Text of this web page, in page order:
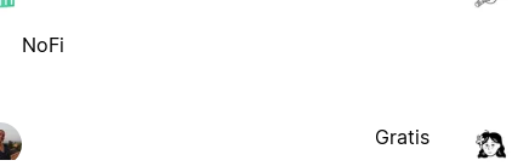
NoFi
Gratis